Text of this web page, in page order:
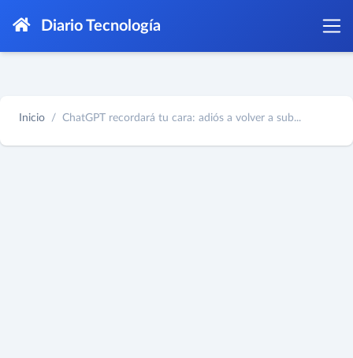
Diario Tecnología
Inicio ChatGPT recordará tu cara: adiós a volver a sub...